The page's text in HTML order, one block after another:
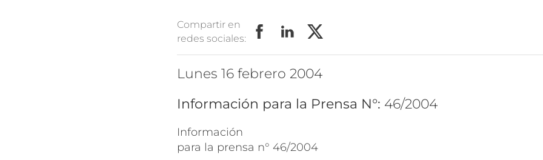
Compartir en
redes sociales:
lunes 16 febrero 2004
Información para la Prensa N°: 46/2004
Información
para la prensa n° 46/2004